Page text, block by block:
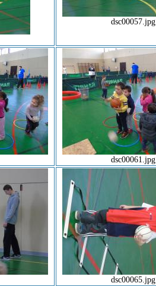
dsc00057.jpg
dsc00061.jpg
dsc00065.jpg